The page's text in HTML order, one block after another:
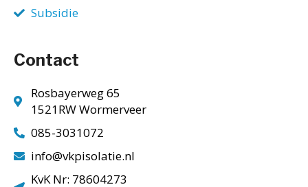
Subsidie
Contact
Rosbayerweg 65
1521RW Wormerveer
085-3031072
info@vkpisolatie.nl
KvK Nr: 78604273